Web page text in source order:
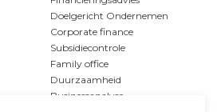
Doelgericht Ondernemen
Corporate finance
Subsidiecontrole
Family office
Duurzaamheid
Businessanalyse